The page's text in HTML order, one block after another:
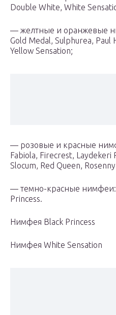
Double White, White
— желтные и оранжевые
Gold Medal, Sulphurea, Paul
Yellow Sensation;
— розовые и красные
Fabiola, Firecrest, Laydekeri
Slocum, Red Queen,
— темно-красные нимфеи:
Princess.
Нимфея Black Princess
Нимфея White Sensation